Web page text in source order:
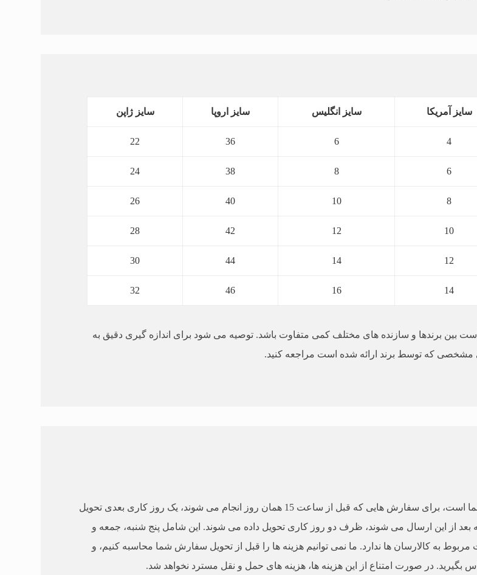
سایز آمریکا سایز انگلیس سایز اروپا سایز ژاپن
4
6
36
22
6
8
38
24
8
10
40
26
10
12
42
28
12
14
44
30
14
16
46
32
بین برندها و سازنده های مختلف کمی متفاوت باشد. توصیه می شود برای اندازه گیری دقیق به
مشخصی که توسط برند ارائه شده است مراجعه کنید.
همه زمان های تخمینی ارسال علاوه بر زمان های تکمیل سفارش شما است، برای سفارش هایی که قبل از ساعت 15 همان روز انجام می شوند، یک روز کاری بعدی تحویل
از این ارسال می شوند، ظرف دو روز کاری تحویل داده می شوند. این شامل پنج شنبه، جمعه و
به کالارسان ها ندارد. ما نمی توانیم هزینه ها را قبل از تحویل سفارش شما محاسبه کنیم، و
بگیرید. در صورت امتناع از این هزینه ها، هزینه های حمل و نقل مسترد نخواهد شد.